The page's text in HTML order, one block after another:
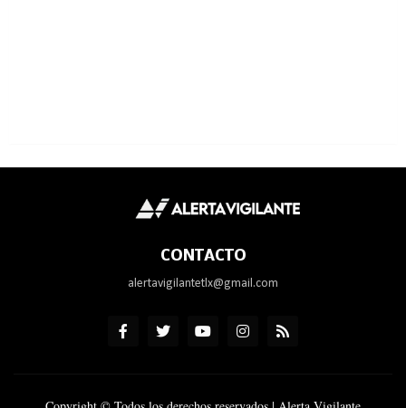
CONTACTO
alertavigilantetlx@gmail.com